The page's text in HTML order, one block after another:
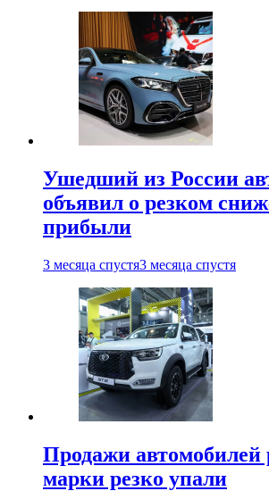
Ушедший из России
объявил о резком
прибыли
3 месяца спустя3 месяца спустя
Продажи автомобилей
марки резко упали